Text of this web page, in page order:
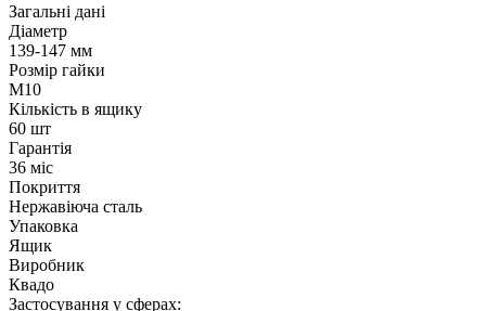
Загальні дані
Діаметр
139-147 мм
Розмір гайки
М10
Кількість в ящику
60 шт
Гарантія
36 міс
Покриття
Нержавіюча сталь
Упаковка
Ящик
Виробник
Квадо
Застосування у сферах: